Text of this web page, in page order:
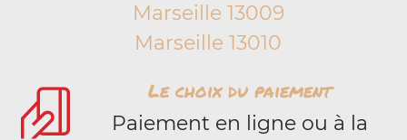
Marseille 13009
Marseille 13010
Le choix du paiement
Paiement en ligne ou à la